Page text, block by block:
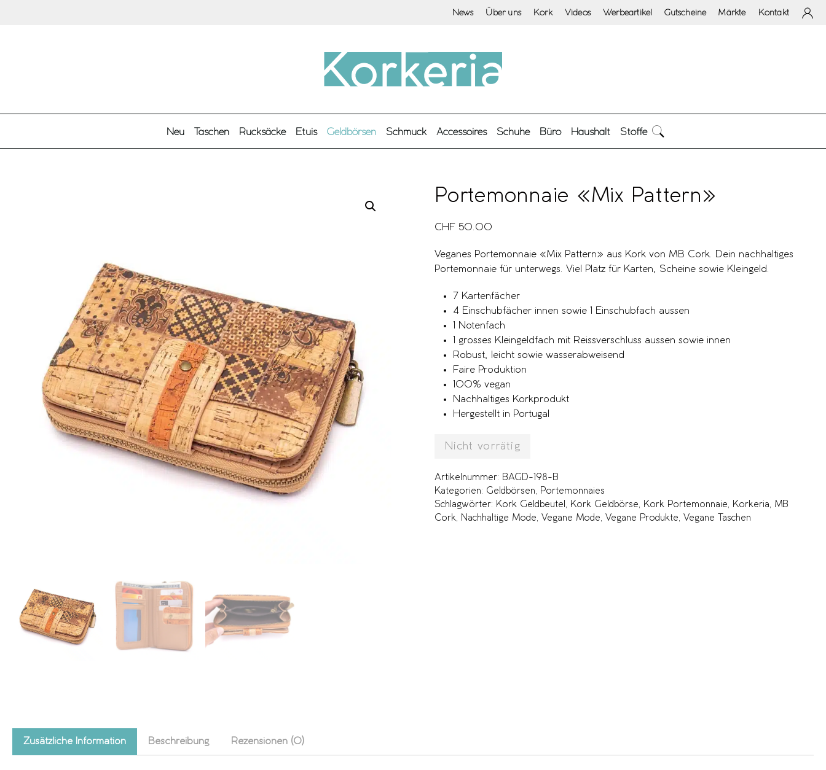
News Über uns Kork Videos Werbeartikel Gutscheine Märkte Kontakt
Neu Taschen Rucksäcke Etuis Geldbörsen Schmuck Accessoires Schuhe Büro Haushalt Stoffe
Portemonnaie «Mix Pattern»
CHF 50.00
Veganes Portemonnaie «Mix Pattern» aus Kork von MB Cork. Dein nachhaltiges
Portemonnaie für unterwegs. Viel Platz für Karten, Scheine sowie Kleingeld.
7 Kartenfächer
4 Einschubfächer innen sowie 1 Einschubfach aussen
1 Notenfach
1 grosses Kleingeldfach mit Reissverschluss aussen sowie innen
Robust, leicht sowie wasserabweisend
Faire Produktion
100% vegan
Nachhaltiges Korkprodukt
Hergestellt in Portugal
Nicht vorrätig
Artikelnummer: BAGD-198-B
Kategorien: Geldbörsen, Portemonnaies
Schlagwörter: Kork Geldbeutel , Kork Geldbörse, Kork Portemonnaie, Korkeria, MB
Cork, Nachhaltige Mode, Vegane Mode, Vegane Produkte, Vegane Taschen
Zusätzliche Information Beschreibung Rezensionen (0)